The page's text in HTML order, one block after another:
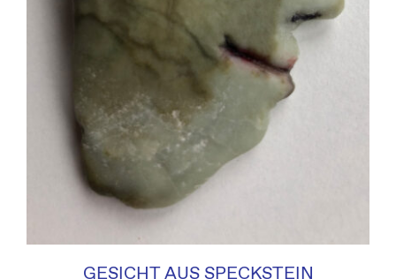
GESICHT AUS SPECKSTEIN